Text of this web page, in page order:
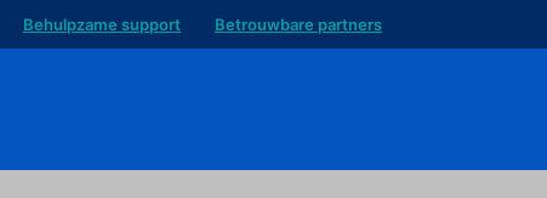
Behulpzame support Betrouwbare partners